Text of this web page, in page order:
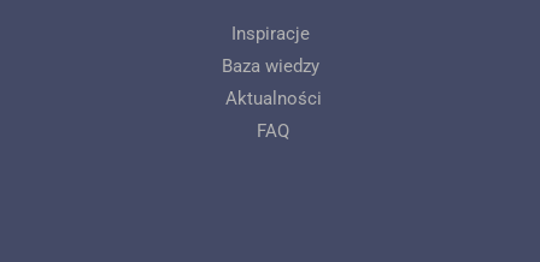
Inspiracje
Baza wiedzy
Aktualności
FAQ